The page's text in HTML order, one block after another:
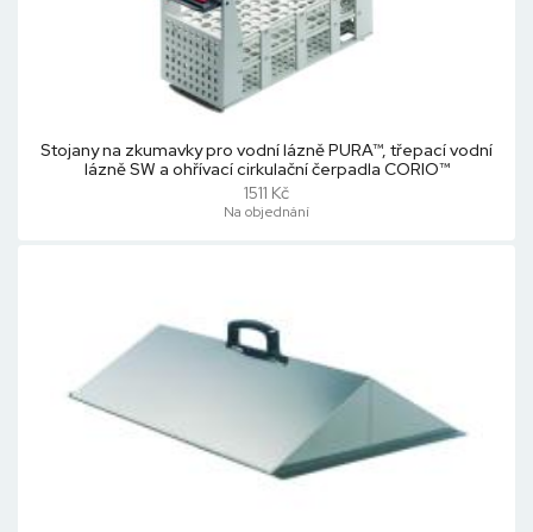
Stojany na zkumavky pro vodní lázně PURA™, třepací vodní
lázně SW a ohřívací cirkulační čerpadla CORIO™
1511 Kč
Na objednání